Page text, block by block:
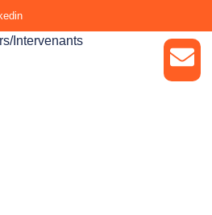
Intervenants